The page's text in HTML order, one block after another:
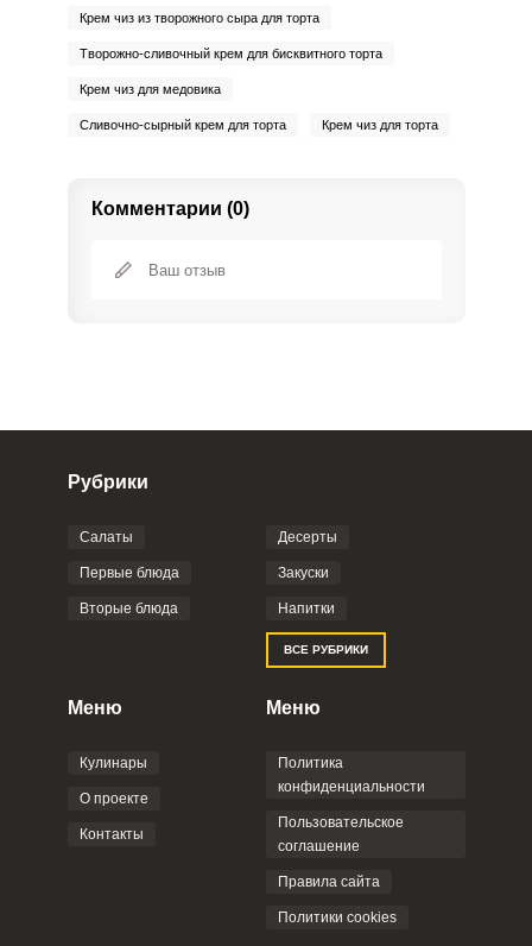
Крем чиз из творожного сыра для торта
Творожно-сливочный крем для бисквитного торта
Крем чиз для медовика
Сливочно-сырный крем для торта Крем чиз для торта
Комментарии (0)
Фото до 4 шт, до 5 mb
Отправляя эту форму, вы соглашаетесь с
Политикой
Пользовательским
соглашением
Рубрики
Салаты
Первые блюда
Вторые блюда
Десерты
Закуски
Напитки
ВСЕ РУБРИКИ
Меню
Кулинары
О проекте
Контакты
Меню
Политика
конфиденциальности
Пользовательское
соглашение
Правила сайта
Политики cookies